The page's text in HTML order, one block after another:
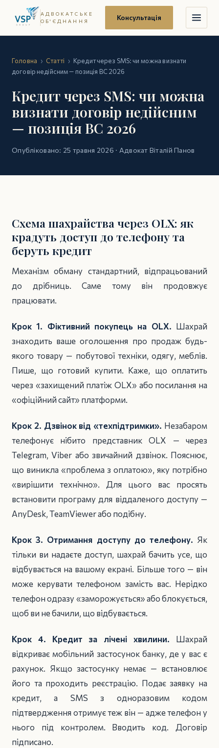
АДВОКАТСЬКЕ
ОБ'ЄДНАННЯ
Консультація
Головна › Статті › Кредит через SMS: чи можна визнати
договір недійсним — позиція ВС 2026
Кредит через SMS: чи можна
визнати договір недійсним
— позиція ВС 2026
Опубліковано: 25 травня 2026 · Адвокат Віталій Панов
Схема шахрайства через OLX: як
крадуть доступ до телефону та
беруть кредит
Механізм обману стандартний, відпрацьований
до дрібниць. Саме тому він продовжує
працювати.
Крок 1. Фіктивний покупець на OLX. Шахрай
знаходить ваше оголошення про продаж будь-
якого товару — побутової техніки, одягу, меблів.
Пише, що готовий купити. Каже, що оплатить
через «захищений платіж OLX» або посилання на
«офіційний сайт» платформи.
Крок 2. Дзвінок від «техпідтримки». Незабаром
телефонує нібито представник OLX — через
Telegram, Viber або звичайний дзвінок. Пояснює,
що виникла «проблема з оплатою», яку потрібно
«вирішити технічно». Для цього вас просять
встановити програму для віддаленого доступу —
AnyDesk, TeamViewer або подібну.
Крок 3. Отримання доступу до телефону. Як
тільки ви надаєте доступ, шахрай бачить усе, що
відбувається на вашому екрані. Більше того — він
може керувати телефоном замість вас. Нерідко
телефон одразу «заморожується» або блокується,
щоб ви не бачили, що відбувається.
Крок 4. Кредит за лічені хвилини. Шахрай
відкриває мобільний застосунок банку, де у вас є
рахунок. Якщо застосунку немає — встановлює
його та проходить реєстрацію. Подає заявку на
кредит, а SMS з одноразовим кодом
підтвердження отримує теж він — адже телефон у
нього під контролем. Вводить код. Договір
підписано.